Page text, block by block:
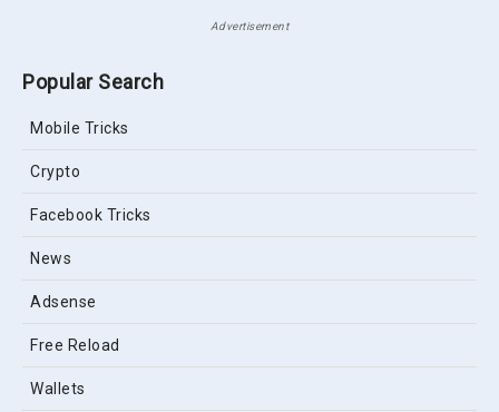
Advertisement
Popular Search
Mobile Tricks
Crypto
Facebook Tricks
News
Adsense
Free Reload
Wallets